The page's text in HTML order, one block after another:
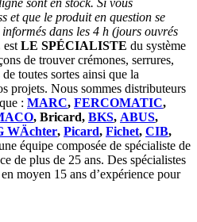
sont en stock. Si vous
et que le produit en question se
dans les 4 h (jours ouvrés
est LE SPÉCIALISTE du système
de trouver crémones, serrures,
toutes sortes ainsi que la
projets. Nous sommes distributeurs
: MARC, FERCOMATIC,
, Bricard, BKS, ABUS,
WÄchter, Picard, Fichet, CIB,
équipe composée de spécialiste de
de plus de 25 ans. Des spécialistes
moyen 15 ans d’expérience pour